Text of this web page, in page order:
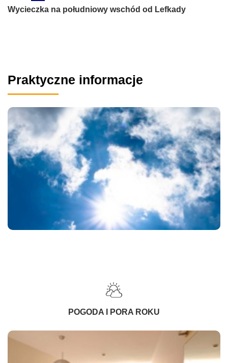
Wycieczka na południowy wschód od Lefkady
Praktyczne informacje
POGODA I PORA ROKU